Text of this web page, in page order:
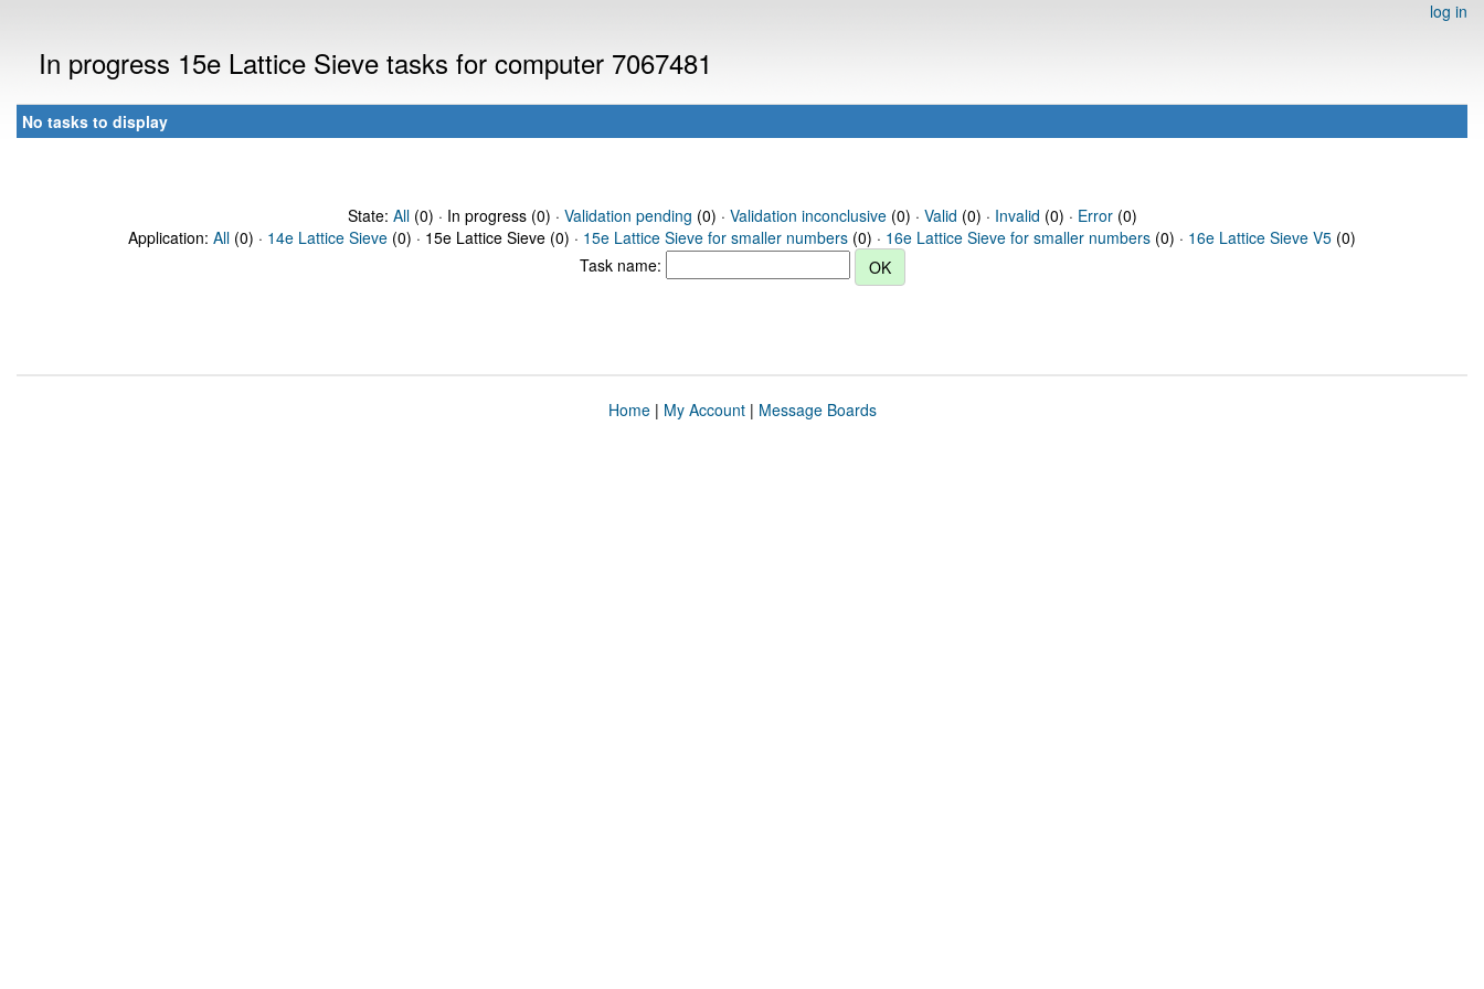
log in
In progress 15e Lattice Sieve tasks for computer 7067481
No tasks to display
State: All(0) · In progress (0) · Validation pending (0) · Validation inconclusive(0) · Valid (0) · Invalid (0) · Error(0)
Application: All (0) · 14e Lattice Sieve (0) · 15e Lattice Sieve (0) · 15e Lattice Sieve for smaller numbers (0) · 16e Lattice Sieve for smaller numbers (0) · 16e Lattice Sieve V5 (0)
Task name:
Home| My Account| Message Boards